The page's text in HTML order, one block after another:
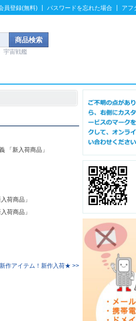
員登録(無料) パスワードを忘れた場合 アフ
宇宙戦艦
「新入荷商品」
荷商品」
荷商品」
作アイテム！新作入荷★ >>